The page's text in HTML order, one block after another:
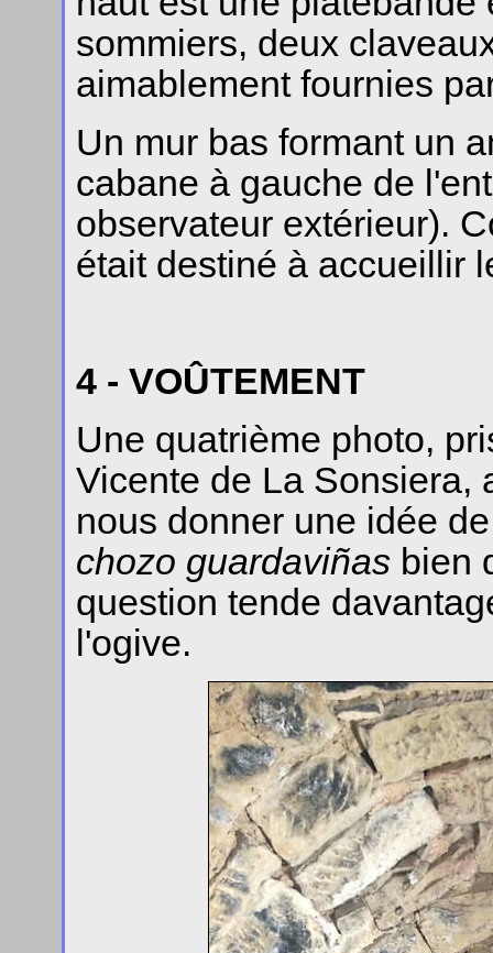
sommiers, deux
aimablement fournies
Un mur bas formant un
cabane à gauche de
observateur extérieur).
était destiné à accueillir
4 - VOÛTEMENT
Une quatrième photo,
Vicente de La Sonsiera,
nous donner une idée
chozo guardaviñas bien
question tende
l'ogive.